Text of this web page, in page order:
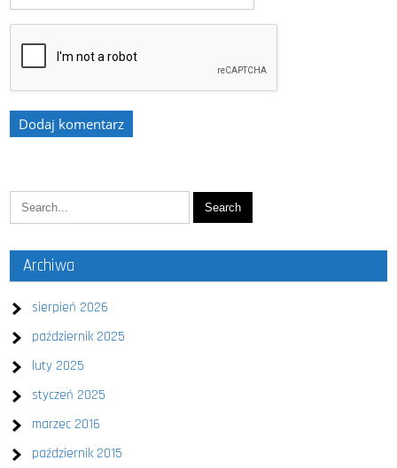
Archiwa
sierpień 2026
październik 2025
luty 2025
styczeń 2025
marzec 2016
październik 2015